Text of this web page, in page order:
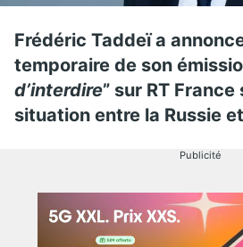
Frédéric Taddeï a
temporaire de son
d’interdire” sur RT France
situation entre la Russie
Publicité